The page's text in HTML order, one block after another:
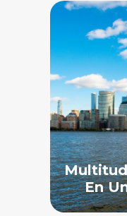
En